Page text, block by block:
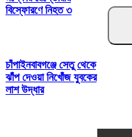
বিস্ফোরণে নিহত ৩
চাঁপাইনবাবগঞ্জে সেতু থেকে
ঝাঁপ দেওয়া নিখোঁজ যুবকের
লাশ উদ্ধার